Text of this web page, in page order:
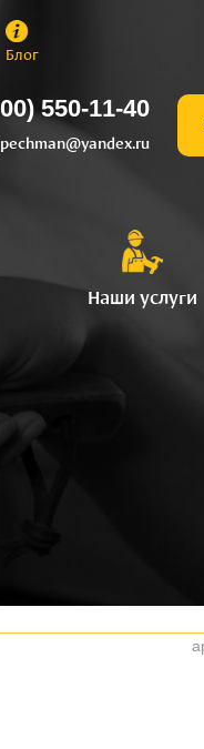
Блог
550-11-40
Наши услуги